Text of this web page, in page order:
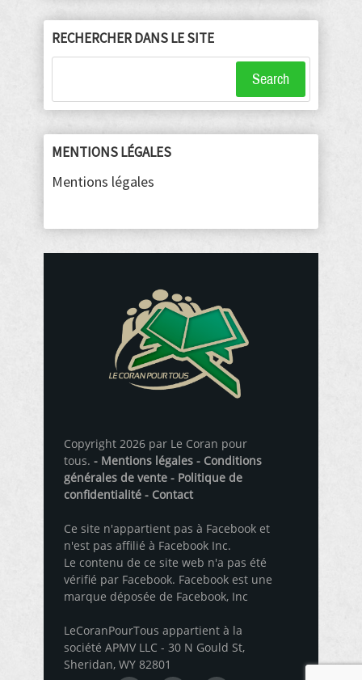
RECHERCHER DANS LE SITE
Search
MENTIONS LÉGALES
Mentions légales
Copyright 2026 par Le Coran pour
tous. - Mentions légales - Conditions
générales de vente - Politique de
confidentialité - Contact
Ce site n'appartient pas à Facebook et
n'est pas affilié à Facebook Inc.
Le contenu de ce site web n'a pas été
vérifié par Facebook. Facebook est une
marque déposée de Facebook, Inc
LeCoranPourTous appartient à la
société APMV LLC - 30 N Gould St,
Sheridan, WY 82801